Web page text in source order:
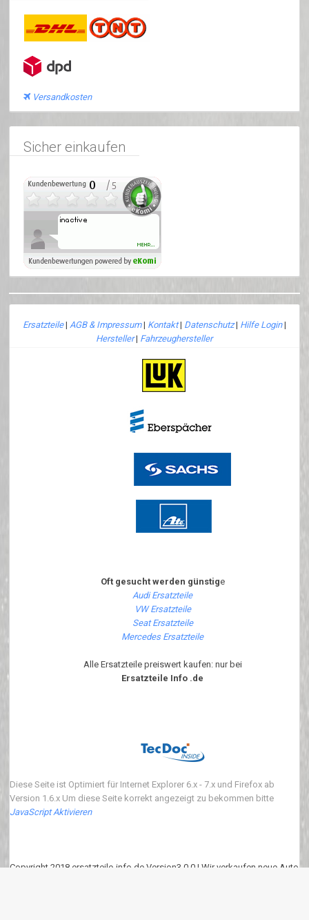
Versandkosten
Sicher einkaufen
Ersatzteile| AGB & Impressum| Kontakt| Datenschutz| Hilfe Login|
Hersteller| Fahrzeughersteller
Oft gesucht werden günstige
Audi Ersatzteile
VW Ersatzteile
Seat Ersatzteile
Mercedes Ersatzteile
Alle Ersatzteile preiswert kaufen: nur bei
Ersatzteile Info .de
Diese Seite ist Optimiert für Internet Explorer 6.x - 7.x und Firefox ab
Version 1.6.x Um diese Seite korrekt angezeigt zu bekommen bitte
JavaScript Aktivieren
Copyright 2018 ersatzteile-info.de Version3.0.0 | Wir verkaufen neue Auto